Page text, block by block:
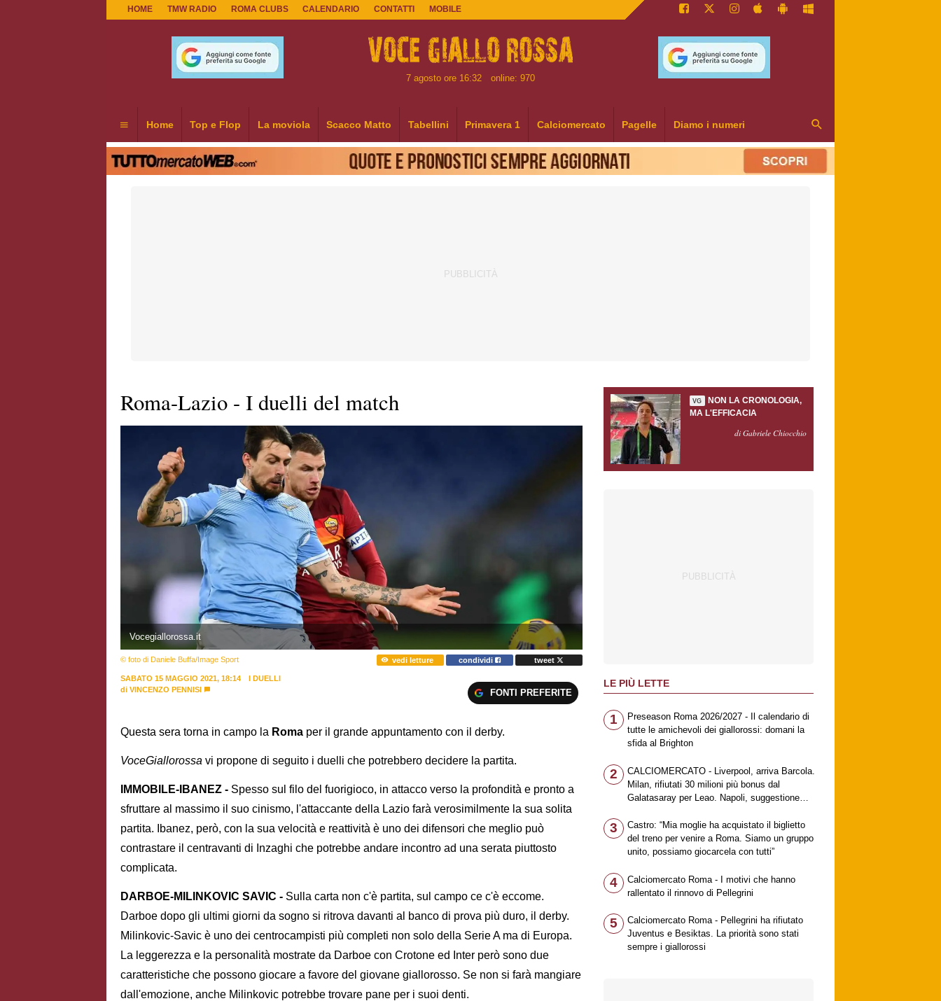
HOME TMW RADIO ROMA CLUBS CALENDARIO CONTATTI MOBILE
7 agosto ore 16:32 online: 970
Home Top e Flop La moviola Scacco Matto Tabellini Primavera 1 Calciomercato Pagelle Diamo i numeri
Roma-Lazio - I duelli del match
Vocegiallorossa.it
© foto di Daniele Buffa/Image Sport vedi letture condividi tweet
SABATO 15 MAGGIO 2021, 18:14
I DUELLI
di VINCENZO PENNISI FONTI PREFERITE
Questa sera torna in campo la Roma per il grande appuntamento con il derby.
VoceGiallorossa vi propone di seguito i duelli che potrebbero decidere la partita.
IMMOBILE-IBANEZ - Spesso sul filo del fuorigioco, in attacco verso la profondità e pronto a
sfruttare al massimo il suo cinismo, l'attaccante della Lazio farà verosimilmente la sua solita
partita. Ibanez, però, con la sua velocità e reattività è uno dei difensori che meglio può
contrastare il centravanti di Inzaghi che potrebbe andare incontro ad una serata piuttosto
complicata.
DARBOE-MILINKOVIC SAVIC - Sulla carta non c'è partita, sul campo ce c'è eccome.
Darboe dopo gli ultimi giorni da sogno si ritrova davanti al banco di prova più duro, il derby.
Milinkovic-Savic è uno dei centrocampisti più completi non solo della Serie A ma di Europa.
La leggerezza e la personalità mostrate da Darboe con Crotone ed Inter però sono due
caratteristiche che possono giocare a favore del giovane giallorosso. Se non si farà mangiare
dall'emozione, anche Milinkovic potrebbe trovare pane per i suoi denti.
VG
NON LA CRONOLOGIA,
MA L'EFFICACIA
di Gabriele Chiocchio
LE PIÙ LETTE
1
Preseason Roma 2026/2027 - Il calendario di
tutte le amichevoli dei giallorossi: domani la
sfida al Brighton
2
CALCIOMERCATO - Liverpool, arriva Barcola.
Milan, rifiutati 30 milioni più bonus dal
Galatasaray per Leao. Napoli, suggestione
di Mastantuono
3
Castro: “Mia moglie ha acquistato il biglietto
del treno per venire a Roma. Siamo un gruppo
unito, possiamo giocarcela con tutti”
4
Calciomercato Roma - I motivi che hanno
rallentato il rinnovo di Pellegrini
5
Calciomercato Roma - Pellegrini ha rifiutato
Juventus e Besiktas. La priorità sono stati
sempre i giallorossi